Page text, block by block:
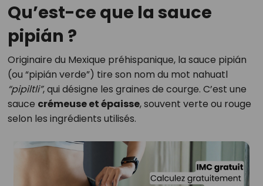
Qu’est-ce que la sauce
pipián ?
Originaire du Mexique préhispanique, la sauce pipián
(ou “pipián verde”) tire son nom du mot nahuatl
“pipiltli”, qui désigne les graines de courge. C’est une
sauce crémeuse et épaisse, souvent verte ou rouge
selon les ingrédients utilisés.